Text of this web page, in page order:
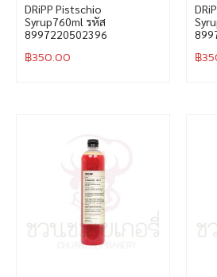
DRiPP Pistschio
Syrup760ml รหัส
8997220502396
฿350.00 ฿